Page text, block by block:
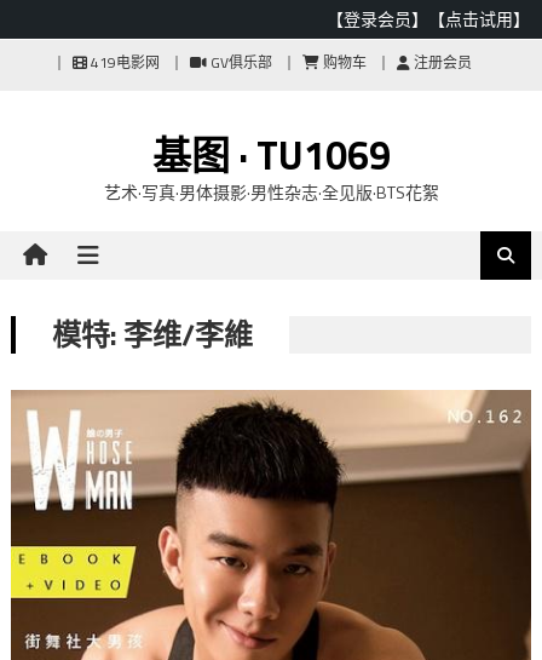
【登录会员】 【点击试用】
419电影网 GV俱乐部 购物车 注册会员
基图 · TU1069
艺术·写真·男体摄影·男性杂志·全见版·BTS花絮
模特: 李维/李維